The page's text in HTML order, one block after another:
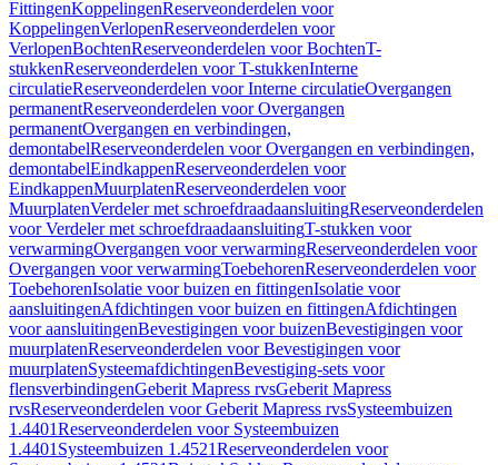
FittingenKoppelingenReserveonderdelen voor
KoppelingenVerlopenReserveonderdelen voor
VerlopenBochtenReserveonderdelen voor BochtenT-
stukkenReserveonderdelen voor T-stukkenInterne
circulatieReserveonderdelen voor Interne circulatieOvergangen
permanentReserveonderdelen voor Overgangen
permanentOvergangen en verbindingen,
demontabelReserveonderdelen voor Overgangen en verbindingen,
demontabelEindkappenReserveonderdelen voor
EindkappenMuurplatenReserveonderdelen voor
MuurplatenVerdeler met schroefdraadaansluitingReserveonderdelen
voor Verdeler met schroefdraadaansluitingT-stukken voor
verwarmingOvergangen voor verwarmingReserveonderdelen voor
Overgangen voor verwarmingToebehorenReserveonderdelen voor
ToebehorenIsolatie voor buizen en fittingenIsolatie voor
aansluitingenAfdichtingen voor buizen en fittingenAfdichtingen
voor aansluitingenBevestigingen voor buizenBevestigingen voor
muurplatenReserveonderdelen voor Bevestigingen voor
muurplatenSysteemafdichtingenBevestiging-sets voor
flensverbindingenGeberit Mapress rvsGeberit Mapress
rvsReserveonderdelen voor Geberit Mapress rvsSysteembuizen
1.4401Reserveonderdelen voor Systeembuizen
1.4401 Systeembuizen 1.4521Reserveonderdelen voor